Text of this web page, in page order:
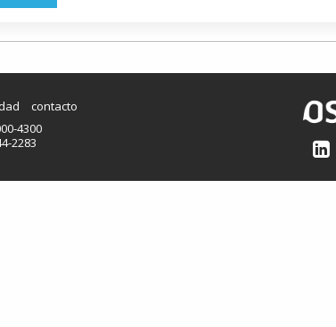
contacto
4300
2283